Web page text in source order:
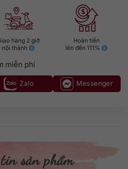
hàng 2 giờ
nội thành
Hoàn tiền
lên đến 111%
miễn phí
Zalo Messenger
sản phẩm